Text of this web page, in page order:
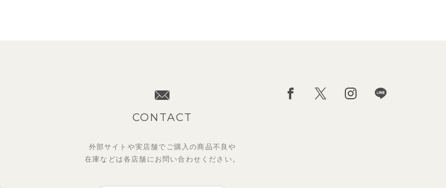
CONTACT
外部サイトや実店舗でご購入の商品不良や
在庫などは各店舗に お問い合わせください。